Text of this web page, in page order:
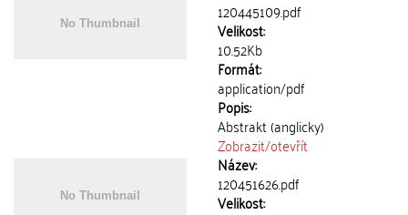
120445109.pdf
Velikost:
10.52Kb
Formát:
application/pdf
Popis:
Abstrakt (anglicky)
Zobrazit/otevřít
Název:
120451626.pdf
Velikost: